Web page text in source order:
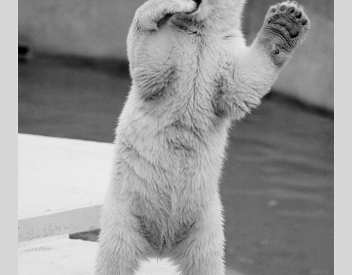
Datenschutzerklärung
Impressum
Kasse
Mitglieder